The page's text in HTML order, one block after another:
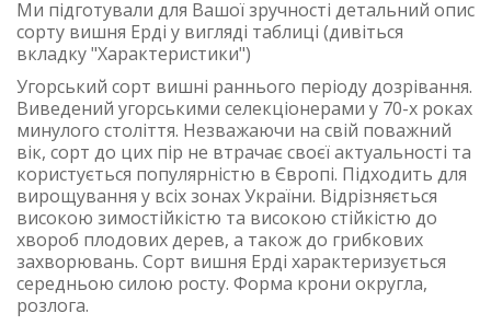
Ми підготували для Вашої зручності детальний опис
сорту вишня Ерді у вигляді таблиці (дивіться
вкладку "Характеристики")
Угорський сорт вишні раннього періоду дозрівання.
Виведений угорськими селекціонерами у 70-х роках
минулого століття. Незважаючи на свій поважний
вік, сорт до цих пір не втрачає своєї актуальності та
користується популярністю в Європі. Підходить для
вирощування у всіх зонах України. Відрізняється
високою зимостійкістю та високою стійкістю до
хвороб плодових дерев, а також до грибкових
захворювань. Сорт вишня Ерді характеризується
середньою силою росту. Форма крони округла,
розлога.